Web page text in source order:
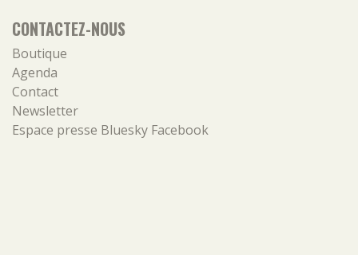
CONTACTEZ-NOUS
Boutique
Agenda
Contact
Newsletter
Espace presse Bluesky Facebook